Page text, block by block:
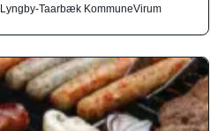
Lyngby-Taarbæk KommuneVirum